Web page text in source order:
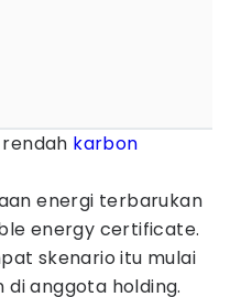
karbon
energi terbarukan
energy certificate.
skenario itu mulai
di anggota holding.